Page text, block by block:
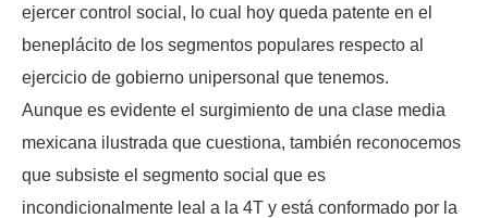
ejercer control social, lo cual hoy queda patente en el
beneplácito de los segmentos populares respecto al
ejercicio de gobierno unipersonal que tenemos.
Aunque es evidente el surgimiento de una clase media
mexicana ilustrada que cuestiona, también reconocemos
que subsiste el segmento social que es
incondicionalmente leal a la 4T y está conformado por la